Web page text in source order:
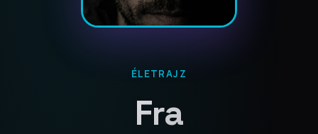
ÉLETRAJZ
Fra